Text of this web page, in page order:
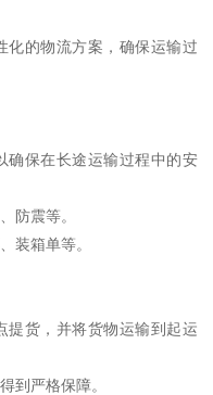
化的物流方案，确保运输过
确保在长途运输过程中的安
防震等。
装箱单等。
提货，并将货物运输到起运
到严格保障。